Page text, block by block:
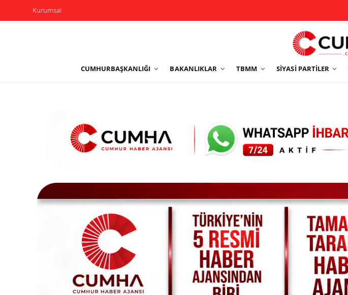
Kurumsal
CUMHURBAŞKANLIĞI BAKANLIKLAR TBMM SIYASI PARTILER
Yerel Yönetimler
Sivil Toplum Kuruluşları
Kamu Kurumları ve Üst Kurullar